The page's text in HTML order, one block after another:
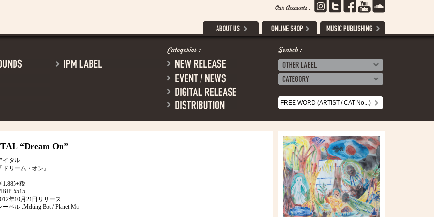
“Dream On”
イタル
ドリーム・オン』
1,885+税
5515
年10月21日リリース
ーベル :Melting Bot / Planet Mu